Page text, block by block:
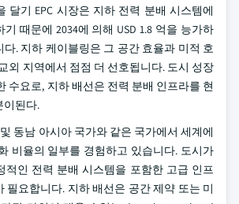
달기 EPC 시장은 지하 전력 분배 시스템에
때문에 2034에 의해 USD 1.8 억을 능가하
다. 지하 케이블링은 그 공간 효율과 미적 호
외 지역에서 점점 더 선호됩니다. 도시 성장
수요로, 지하 배선은 전력 분배 인프라를 현
이된다.
동남 아시아 국가와 같은 국가에서 세계에
비율의 일부를 경험하고 있습니다. 도시가
적인 전력 분배 시스템을 포함한 고급 인프
필요합니다. 지하 배선은 공간 제약 또는 미